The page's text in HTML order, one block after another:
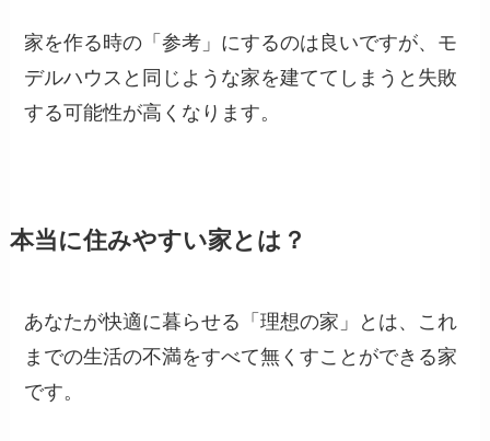
家を作る時の「参考」にするのは良いですが、モ
デルハウスと同じような家を建ててしまうと失敗
する可能性が高くなります。
本当に住みやすい家とは？
あなたが快適に暮らせる「理想の家」とは、これ
までの生活の不満をすべて無くすことができる家
です。